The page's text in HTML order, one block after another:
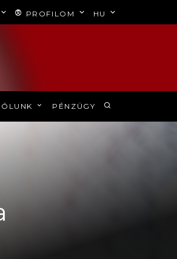
PROFILOM HU
PÉNZÜGY